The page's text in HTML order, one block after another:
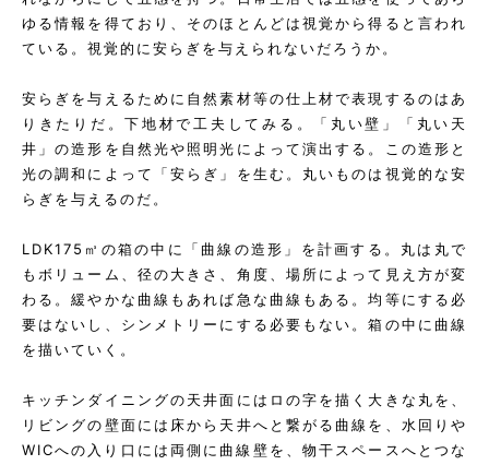
ゆる情報を得ており、そのほとんどは視覚から得ると言われ
ている。視覚的に安らぎを与えられないだろうか。
安らぎを与えるために自然素材等の仕上材で表現するのはあ
りきたりだ。下地材で工夫してみる。「丸い壁」「丸い天
井」の造形を自然光や照明光によって演出する。この造形と
光の調和によって「安らぎ」を生む。丸いものは視覚的な安
らぎを与えるのだ。
LDK175㎥の箱の中に「曲線の造形」を計画する。丸は丸で
もボリューム、径の大きさ、角度、場所によって見え方が変
わる。緩やかな曲線もあれば急な曲線もある。均等にする必
要はないし、シンメトリーにする必要もない。箱の中に曲線
を描いていく。
キッチンダイニングの天井面にはロの字を描く大きな丸を、
リビングの壁面には床から天井へと繋がる曲線を、水回りや
WICへの入り口には両側に曲線壁を、物干スペースへとつな